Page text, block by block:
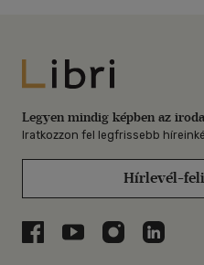
Libri
Legyen mindig képben az
Iratkozzon fel legfrissebb
Hírlevél-
Libri a Facebookon
Libri a Youtube-on
Libri azLibri